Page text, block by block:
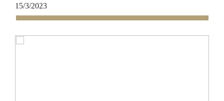
15/3/2023